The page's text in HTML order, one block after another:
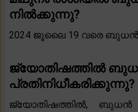
നിൽക്കുന്നു?
2024 ജൂലൈ 19 വരെ ബുധൻ
ജ്യോതിഷത്തിൽ
പ്രതിനിധീകരിക്കുന്നു?
ജ്യോതിഷത്തിൽ, ബുധൻ